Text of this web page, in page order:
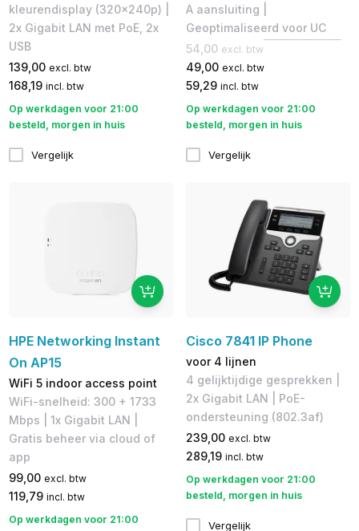
kleurendisplay (320x240p)​ |
2x Gigabit LAN met PoE, 2x
USB
139,00 excl. btw
168,19 incl. btw
Op werkdagen voor 21:00
besteld, morgen in huis
Vergelijk
A aansluiting |
Geoptimaliseerd voor UC
54,00 excl. btw
49,00 excl. btw
59,29 incl. btw
Op werkdagen voor 21:00
besteld, morgen in huis
Vergelijk
HPE Networking Instant
On AP15
WiFi 5 indoor access point
WiFi-snelheid: 300 + 1733
Mbps | 1x Gigabit LAN |
Gratis beheer via cloud of
app
99,00 excl. btw
119,79 incl. btw
Op werkdagen voor 21:00
Cisco 7841 IP Phone
voor 4 lijnen
4 gelijktijdige gesprekken |
2x Gigabit LAN | PoE-
ondersteuning (802.3af)
239,00 excl. btw
289,19 incl. btw
Op werkdagen voor 21:00
besteld, morgen in huis
Vergelijk